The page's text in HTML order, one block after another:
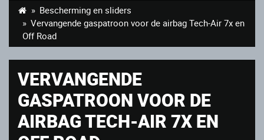
Bescherming en sliders
Vervangende gaspatroon voor de airbag Tech-Air 7x en
Off Road
VERVANGENDE
GASPATROON VOOR DE
AIRBAG TECH-AIR 7X EN